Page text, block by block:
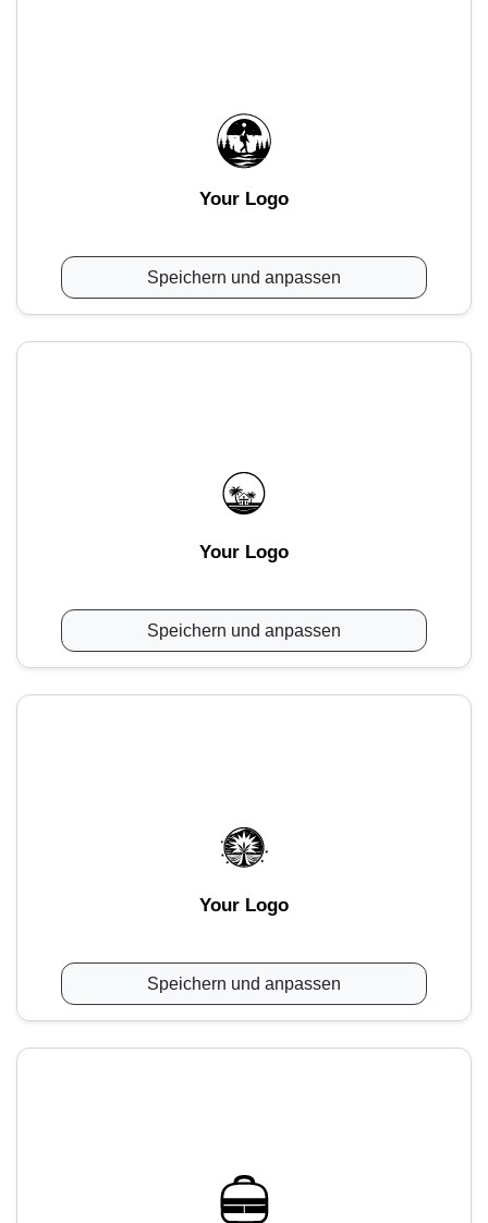
Your Logo
Speichern und anpassen
Your Logo
Speichern und anpassen
Your Logo
Speichern und anpassen